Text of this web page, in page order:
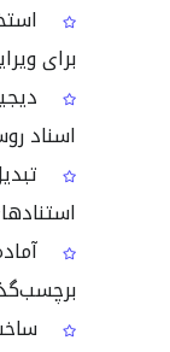
برای
اسناد